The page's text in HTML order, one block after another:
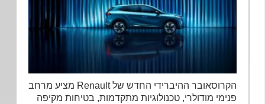
הקרוסאובר ההיברידי החדש של Renault מציע מרחב
פנימי מודולרי, טכנולוגיות מתקדמות, בטיחות מקיפה